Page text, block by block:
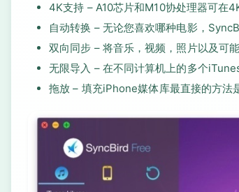
4K支持 – A10芯片和M10协处理器可在
自动转换 – 无论您喜欢哪种电影，
双向同步 – 将音乐，视频，照片以及可
无限导入 – 在不同计算机上的多个
拖放 – 填充iPhone媒体库最直接的方法